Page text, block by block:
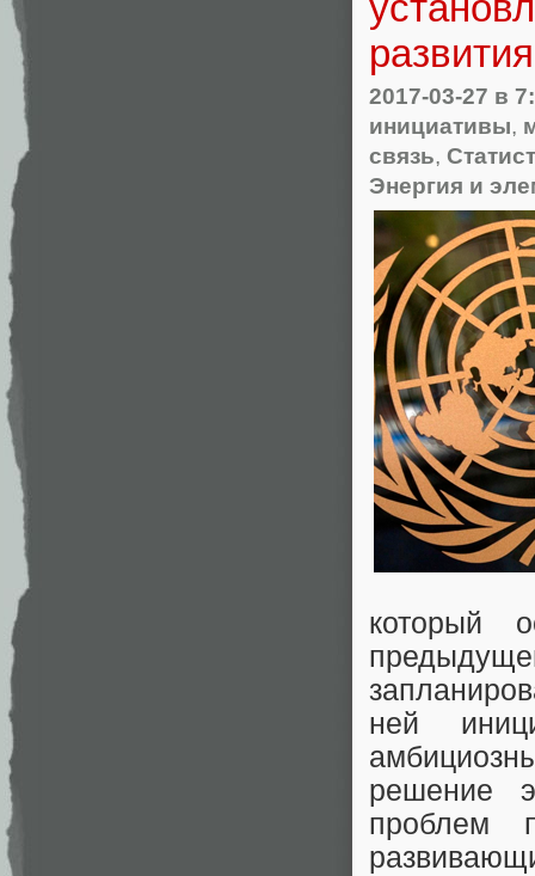
развития
2017-03-27 в
инициативы,
связь,
Энергия и
который
ней
решение
проблем